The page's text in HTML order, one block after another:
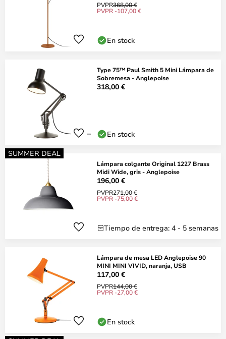
PVPR368,00 €
PVPR -107,00 €
En stock
Type 75™ Paul Smith 5 Mini Lámpara de
Sobremesa - Anglepoise
318,00 €
En stock
SUMMER DEAL
Lámpara colgante Original 1227 Brass
Midi Wide, gris - Anglepoise
196,00 €
PVPR271,00 €
PVPR -75,00 €
Tiempo de entrega: 4 - 5 semanas
Lámpara de mesa LED Anglepoise 90
MINI MINI VIVID, naranja, USB
117,00 €
PVPR144,00 €
PVPR -27,00 €
En stock